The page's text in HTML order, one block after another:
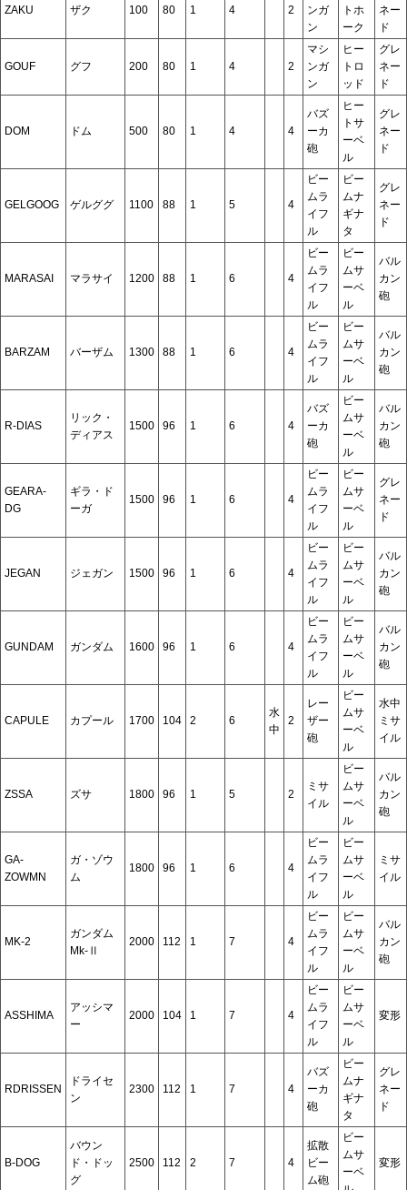
ZAKU ザク 100 80 1 4 2
ンガ
ン
トホ
ーク
ネー
ド
GOUF グフ 200 80 1 4 2
マシ
ンガ
ン
ヒー
トロ
ッド
グレ
ネー
ド
DOM ドム 500 80 1 4 4
バズ
ーカ
砲
ヒー
トサ
ーベ
ル
グレ
ネー
ド
GELGOOG ゲルググ 1100 88 1 5 4
ビー
ムラ
イフ
ル
ビー
ムナ
ギナ
タ
グレ
ネー
ド
MARASAI マラサイ 1200 88 1 6 4
ビー
ムラ
イフ
ル
ビー
ムサ
ーベ
ル
バル
カン
砲
BARZAM バーザム 1300 88 1 6 4
ビー
ムラ
イフ
ル
ビー
ムサ
ーベ
ル
バル
カン
砲
R-DIAS
リック・
ディアス
1500 96 1 6 4
バズ
ーカ
砲
ビー
ムサ
ーベ
ル
バル
カン
砲
GEARA-
DG
ギラ・ド
ーガ
1500 96 1 6 4
ビー
ムラ
イフ
ル
ビー
ムサ
ーベ
ル
グレ
ネー
ド
JEGAN ジェガン 1500 96 1 6 4
ビー
ムラ
イフ
ル
ビー
ムサ
ーベ
ル
バル
カン
砲
GUNDAM ガンダム 1600 96 1 6 4
ビー
ムラ
イフ
ル
ビー
ムサ
ーベ
ル
バル
カン
砲
CAPULE カプール 1700 104 2 6
水
中
2
レー
ザー
砲
ビー
ムサ
ーベ
ル
水中
ミサ
イル
ZSSA ズサ 1800 96 1 5 2
ミサ
イル
ビー
ムサ
ーベ
ル
バル
カン
砲
GA-
ZOWMN
ガ・ゾウ
ム
1800 96 1 6 4
ビー
ムラ
イフ
ル
ビー
ムサ
ーベ
ル
ミサ
イル
MK-2
ガンダム
Mk-Ⅱ
2000 112 1 7 4
ビー
ムラ
イフ
ル
ビー
ムサ
ーベ
ル
バル
カン
砲
ASSHIMA
アッシマ
ー
2000 104 1 7 4
ビー
ムラ
イフ
ル
ビー
ムサ
ーベ
ル
変形
RDRISSEN
ドライセ
ン
2300 112 1 7 4
バズ
ーカ
砲
ビー
ムナ
ギナ
タ
グレ
ネー
ド
B-DOG
バウン
ド・ドッ
グ
2500 112 2 7 4
拡散
ビー
ム砲
ビー
ムサ
ーベ
変形